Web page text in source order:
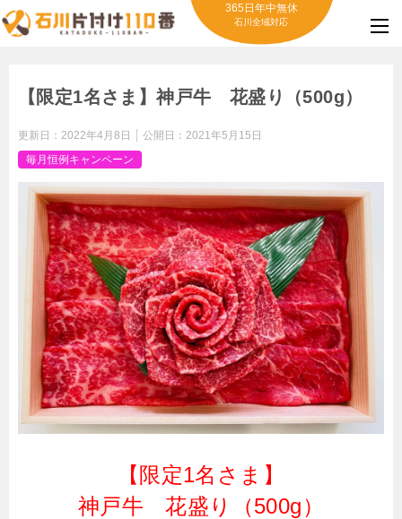
365日年中無休
石川全域対応
【限定1名さま】神戸牛 花盛り（500g）
更新日： 2022年4月8日 公開日： 2021年5月15日
毎月恒例キャンペーン
【限定1名さま】
神戸牛 花盛り（500g）